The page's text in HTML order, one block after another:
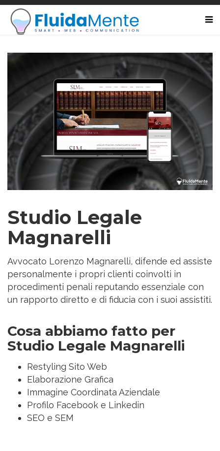
Studio Legale
Magnarelli
Avvocato Lorenzo Magnarelli, difende ed assiste
personalmente i propri clienti coinvolti in
procedimenti penali reputando essenziale con
un rapporto diretto e di fiducia con i suoi assistiti.
Cosa abbiamo fatto per
Studio Legale Magnarelli
Restyling Sito Web
Elaborazione Grafica
Immagine Coordinata Aziendale
Profilo Facebook e Linkedin
SEO e SEM